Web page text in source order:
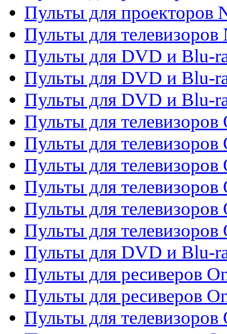
Пульты для проекторов
Пульты для телевизоров
Пульты для DVD и Blu-
Пульты для DVD и Blu-
Пульты для DVD и Blu-
Пульты для телевизоров
Пульты для телевизоров
Пульты для телевизоров
Пульты для телевизоров
Пульты для телевизоров
Пульты для телевизоров
Пульты для DVD и Blu-
Пульты для ресиверов
Пульты для ресиверов
Пульты для телевизоров